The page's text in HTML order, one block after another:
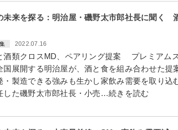
未来を探る：明治屋・磯野太市郎社長に聞く
2022.07.16
類クロスMD、ペアリング提案 プレミアムス
国展開する明治屋が、酒と食を組み合わせた提
・製造できる強みも生かし家飲み需要を取り込
した磯野太市郎社長・小売…続きを読む